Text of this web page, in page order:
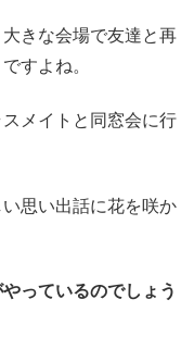
きな会場で友達と再
すよね。
メイトと同窓会に行
思い出話に花を咲か
っているのでしょう